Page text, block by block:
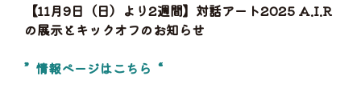
【11月9日（日）より2週間】対話アート2025 A.I.R
の展示とキックオフのお知らせ
” 情報ページはこちら “